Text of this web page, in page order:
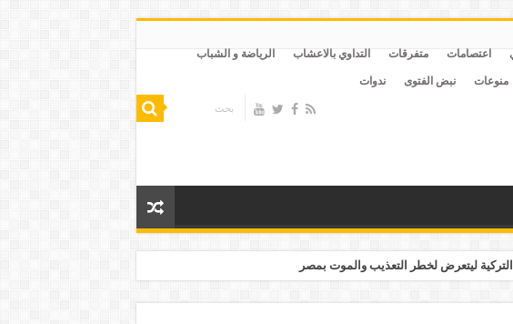
اعتصامات متفرقات التداوي بالاعشاب الرياضة و الشباب
منوعات نبض الفتوى ندوات
ليتعرض لخطر التعذيب والموت بمصر